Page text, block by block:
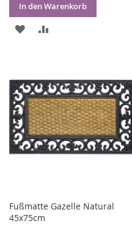
In den Warenkorb
ZUR
Fußmatte Gazelle Natural
45x75cm